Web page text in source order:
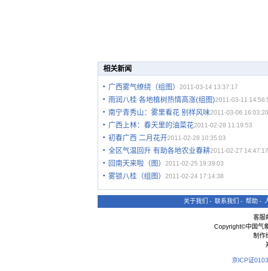
相关新闻
广西雾气缭绕（组图） 2011-03-14 13:37:17
雨润八桂 各地植树热情高涨(组图)2011-03-11
南宁青秀山：雾里看花 别样风味2011-03-06 16:03:20
广西上林：春天里的油菜花2011-02-28 11:19:53
初春广西 二月花开2011-02-28 10:35:03
全区气温回升 有助各地农业春耕2011-02-27 14:47:17
回南天来啦（图） 2011-02-25 19:39:03
雾锁八桂（组图） 2011-02-24 17:14:38
关于我们 - 联系我们 - 帮助 -
客服
Copyright©中国气
制作
京ICP证